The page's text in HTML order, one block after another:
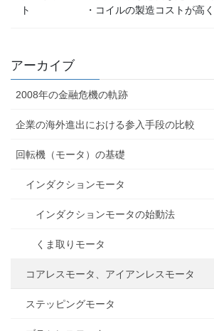
ト
・コイルの製造コストが高
アーカイブ
2008年の金融危機の軌跡
企業の海外進出における参入手段の比較
回転機（モータ）の基礎
インダクションモータ
インダクションモータの始動法
くま取りモータ
コアレスモータ、アイアンレスモータ
ステッピングモータ